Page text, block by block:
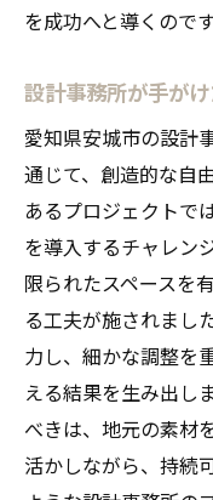
を成功へと導くのです
設計事務所が手が
愛知県安城市の設計
通じて、創造的な自
あるプロジェクトで
を導入するチャレン
限られたスペースを
る工夫が施されまし
力し、細かな調整を
える結果を生み出し
べきは、地元の素材
活かしながら、持続